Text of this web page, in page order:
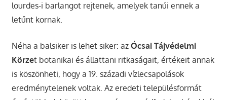
lourdes-i barlangot rejtenek, amelyek tanúi ennek a
letűnt kornak.
Néha a balsiker is lehet siker: az Ócsai Tájvédelmi
Körzet botanikai és állattani ritkaságait, értékeit annak
is köszönheti, hogy a 19. századi vízlecsapolások
eredménytelenek voltak. Az eredeti településformát